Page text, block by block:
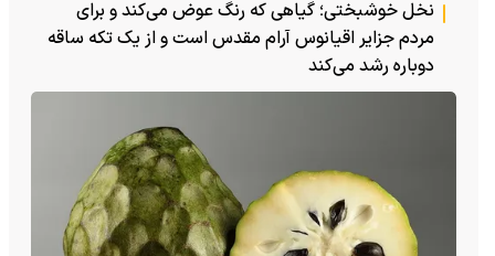
نخل خوشبختی؛ گیاهی که رنگ عوض می‌کند و برای
مردم جزایر اقیانوس آرام مقدس است و از یک تکه ساقه
دوباره رشد می‌کند